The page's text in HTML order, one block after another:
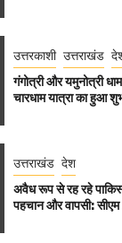
उत्तरकाशी उत्तराखंड
गंगोत्री और यमुनोत्री
चारधाम यात्रा का हुआ
उत्तराखंड देश
अवैध रूप से रह रहे
पहचान और वापसी: सीएम